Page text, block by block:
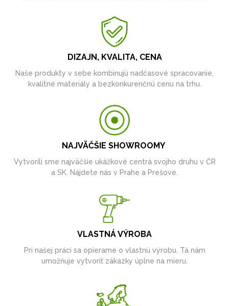
DIZAJN, KVALITA, CENA
Naše produkty v sebe kombinujú nadčasové spracovanie,
kvalitné materiály a bezkonkurenčnú cenu na trhu.
NAJVÄČŠIE SHOWROOMY
Vytvorili sme najväčšie ukážkové centrá svojho druhu v ČR
a SK. Nájdete nás v Prahe a Prešove.
VLASTNÁ VÝROBA
Pri našej práci sa opierame o vlastnú výrobu. Tá nám
umožňuje vytvoriť zákazky úplne na mieru.